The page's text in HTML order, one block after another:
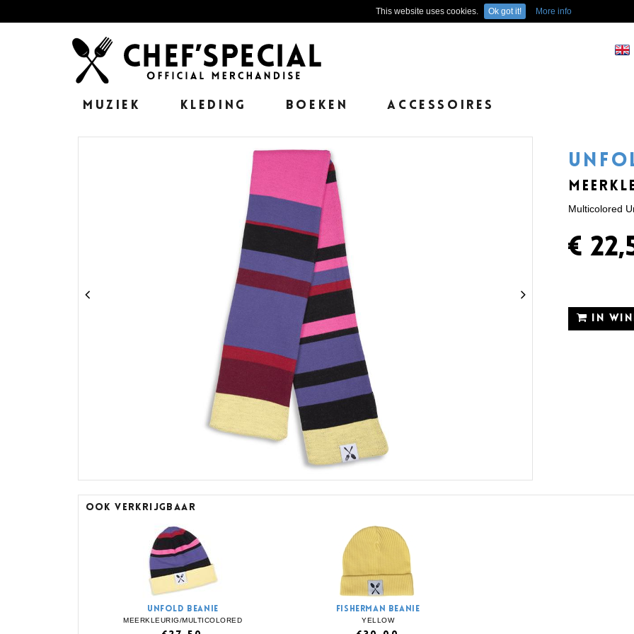
This website uses cookies. Ok got it! More info
MUZIEK KLEDING BOEKEN ACCESSOIRES
Multicolored
€
IN
OOK VERKRIJGBAAR
UNFOLD BEANIE
MEERKLEURIG/MULTICOLORED
FISHERMAN BEANIE
YELLOW